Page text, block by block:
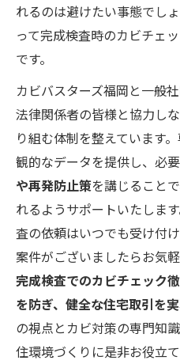
れるのは避けたい事態でし
って完成検査時のカビチェ
です。
カビバスターズ福岡と一般
法律関係者の皆様と協力し
り組む体制を整えています
観的なデータを提供し、必
や再発防止策を講じること
れるようサポートいたしま
査の依頼はいつでも受け付
案件がございましたらお気
完成検査でのカビチェック
を防ぎ、健全な住宅取引を
の視点とカビ対策の専門知
住環境づくりに是非お役立て